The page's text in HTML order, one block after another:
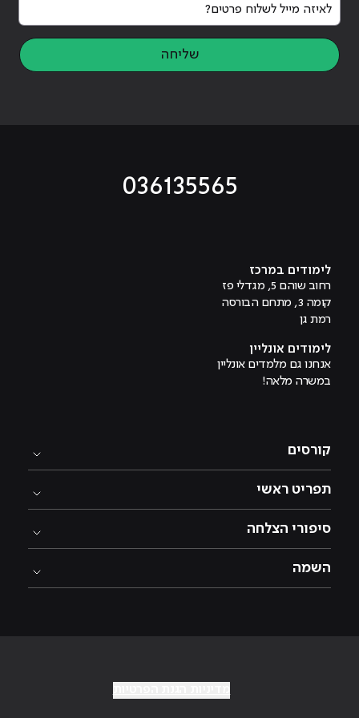
שליחה
036135565
לימודים במרכז
רחוב שוהם 5, מגדלי פז
קומה 3, מתחם הבורסה
רמת גן
לימודים אונליין
אנחנו גם מלמדים אונליין
במשרה מלאה!
קורסים
תפריט ראשי
סיפורי הצלחה
השמה